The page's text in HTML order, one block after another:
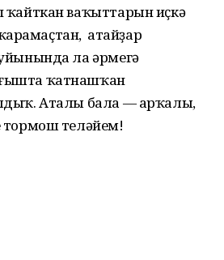
ҡайткан ваҡыттарын иҫкә
ҡарамаҫтан, атайҙар
ла әрмегә
ҡатнашҡан
Аталы бала — арҡалы,
тормош теләйем!